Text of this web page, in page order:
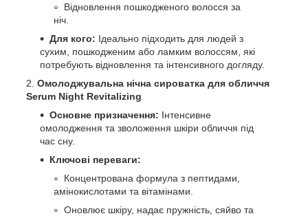
Відновлення пошкодженого волосся за
ніч.
Для кого: Ідеально підходить для людей з
сухим, пошкодженим або ламким волоссям, які
потребують відновлення та інтенсивного догляду.
Омолоджувальна нічна сироватка для обличчя
Serum Night Revitalizing
Основне призначення: Інтенсивне
омолодження та зволоження шкіри обличчя під
час сну.
Ключові переваги:
Концентрована формула з пептидами,
амінокислотами та вітамінами.
Оновлює шкіру, надає пружність, сяйво та